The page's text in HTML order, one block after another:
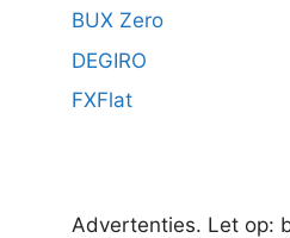
BUX Zero
DEGIRO
FXFlat
Advertenties. Let op: